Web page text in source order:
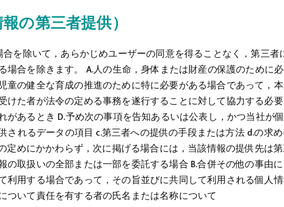
の第三者提供）
合を除いて，あらかじめユーザーの同意を得ることなく，第三
場合を除きます。 A.人の生命，身体または財産の保護のために
童の健全な育成の推進のために特に必要がある場合であって，
けた者が法令の定める事務を遂行することに対して協力する
があるとき D.予め次の事項を告知あるいは公表し，かつ当社が
されるデータの項目 c.第三者への提供の手段または方法 d.の求
定めにかかわらず，次に掲げる場合には，当該情報の提供先は
の取扱いの全部または一部を委託する場合 B.合併その他の事由
利用する場合であって，その旨並びに共同して利用される個人
ついて責任を有する者の氏名または名称について